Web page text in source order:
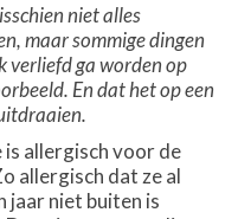
niet alles
maar sommige dingen
verliefd ga worden op
En dat het op een
is allergisch voor de
allergisch dat ze al
jaar niet buiten is